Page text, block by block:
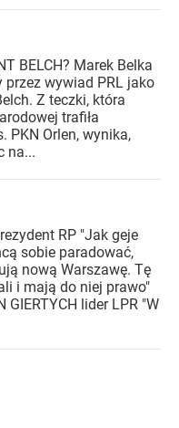
BELCH? Marek Belka
przez wywiad PRL jako
Z teczki, która
trafiła
PKN Orlen, wynika,
na...
RP "Jak geje
sobie paradować,
nową Warszawę. Tę
i mają do niej prawo"
GIERTYCH lider LPR "W